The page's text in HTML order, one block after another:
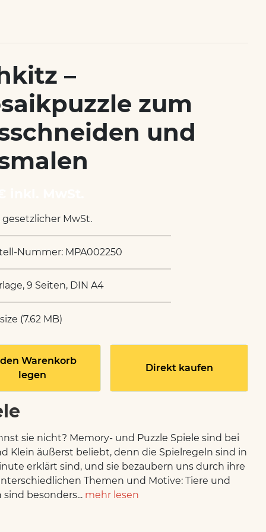
–
zum
und
gesetzlicher MwSt.
Nummer: MPA002250
9 Seiten, DIN A4
(7.62 MB)
Warenkorb
legen
Direkt kaufen
sie nicht? Memory- und Puzzle Spiele sind bei
Klein äußerst beliebt, denn die Spielregeln sind in
erklärt sind, und sie bezaubern uns durch ihre
Themen und Motive: Tiere und
besonders... mehr lesen